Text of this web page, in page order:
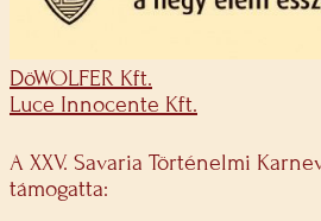
DöWOLFER Kft.
Luce Innocente Kft.
A XXV. Savaria Történelmi
támogatta: